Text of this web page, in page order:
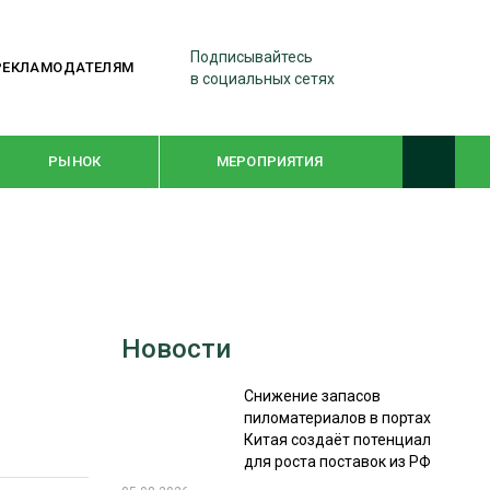
Подписывайтесь
в социальных сетях
РЫНОК МЕРОПРИЯТИЯ
WOODEX-2021
СУШКА ДРЕВЕСИНЫ
Новости
Снижение запасов
пиломатериалов в портах
Китая создаёт потенциал
для роста поставок из РФ